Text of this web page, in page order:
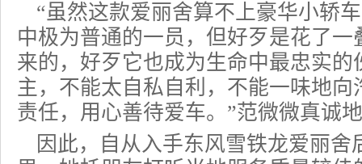
“虽然这款爱丽舍算不上豪华小轿
中极为普通的一员，但好歹是花了
来的，好歹它也成为生命中最忠实
主，不能太自私自利，不能一味地
责任，用心善待爱车。”范微微真诚
因此，自从入手东风雪铁龙爱丽舍